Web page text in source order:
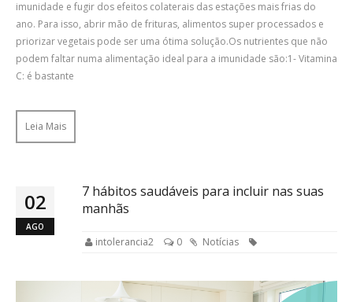
imunidade e fugir dos efeitos colaterais das estações mais frias do
ano. Para isso, abrir mão de frituras, alimentos super processados e
priorizar vegetais pode ser uma ótima solução.Os nutrientes que não
podem faltar numa alimentação ideal para a imunidade são:1- Vitamina
C: é bastante
Leia Mais
02
AGO
7 hábitos saudáveis para incluir nas suas
manhãs
intolerancia2 0 Notícias